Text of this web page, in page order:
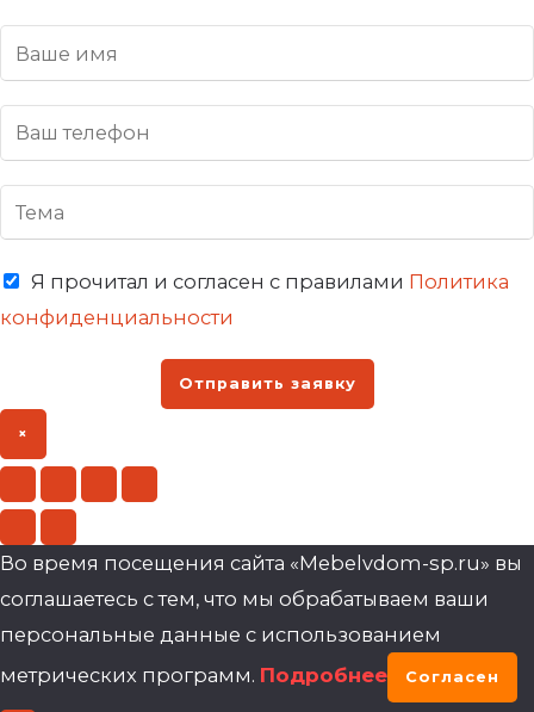
Я прочитал и согласен с правилами Политика
конфиденциальности
Отправить заявку
×
Во время посещения сайта «Mebelvdom-sp.ru» вы
соглашаетесь с тем, что мы обрабатываем ваши
персональные данные с использованием
метрических программ. Подробнее Согласен